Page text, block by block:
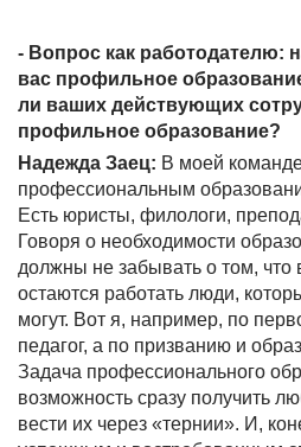
- Вопрос как работодателю:
вас профильное
ли ваших действующих
профильное образование?
Надежда Заец: В моей
профессиональным
Есть юристы, филологи,
Говоря о необходимости
должны не забывать о том, что
остаются работать люди,
могут. Вот я, например, по
педагог, а по призванию и
Задача профессионального
возможность сразу получить
вести их через «тернии». И,